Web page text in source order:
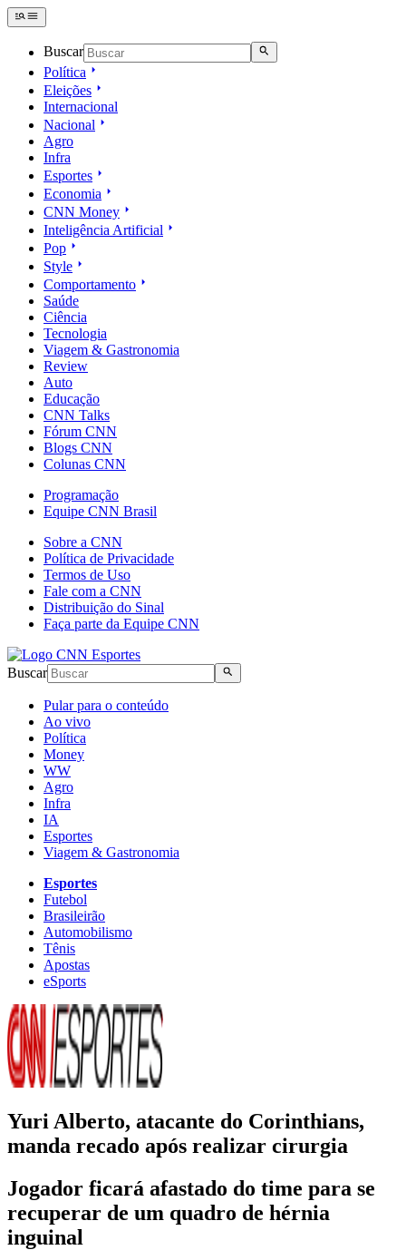
Buscar
Política
Eleições
Internacional
Nacional
Agro
Infra
Esportes
Economia
CNN Money
Inteligência Artificial
Pop
Style
Comportamento
Saúde
Ciência
Tecnologia
Viagem & Gastronomia
Review
Auto
Educação
CNN Talks
Fórum CNN
Blogs CNN
Colunas CNN
Programação
Equipe CNN Brasil
Sobre a CNN
Política de Privacidade
Termos de Uso
Fale com a CNN
Distribuição do Sinal
Faça parte da Equipe CNN
Buscar
Pular para o conteúdo
Ao vivo
Política
Money
WW
Agro
Infra
IA
Esportes
Viagem & Gastronomia
Esportes
Futebol
Brasileirão
Automobilismo
Tênis
Apostas
eSports
Yuri Alberto, atacante do Corinthians,
manda recado após realizar cirurgia
Jogador ficará afastado do time para se
recuperar de um quadro de hérnia
inguinal